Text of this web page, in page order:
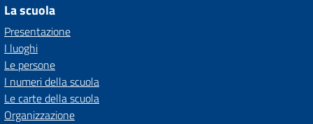
La scuola
Presentazione
I luoghi
Le persone
I numeri della scuola
Le carte della scuola
Organizzazione